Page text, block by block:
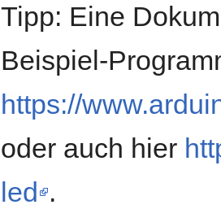
Tipp: Eine
Beispiel-
https://
oder auch hier
led .